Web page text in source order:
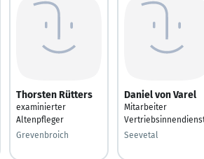
Thorsten Rütters
examinierter
Altenpfleger
Grevenbroich
Daniel von Varel
Mitarbeiter
Seevetal